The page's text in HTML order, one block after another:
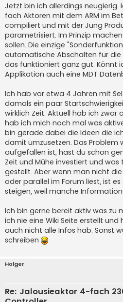
Jetzt bin ich allerdings neugierig.
fach Aktoren mit dem ARM im
compiliert und mit der Jung
parametrisiert. Im Prinzip
sollen. Die einzige
automatische Abschalten für die
das funktioniert ganz gut. Könnt
Applikation auch eine MDT
Ich hab vor etwa 4 Jahren mit
damals ein paar
wirklich Zeit. Aktuell hab ich zwar
hab ich mich noch mal was
bin gerade dabei die Ideen die
damit umzusetzen. Das Problem
aufgefallen ist, hast du schon
Zeit und Mühe investiert und was
gestellt. Aber wenn man nicht
oder parallel im Forum liest, ist
steigen, weil manche
Ich bin gerne bereit aktiv was zu
ich nie eine Wiki Seite erstellt
auch nicht alle Infos hab. Sonst
schreiben
Holger
Re: Jalousieaktor 4-fach